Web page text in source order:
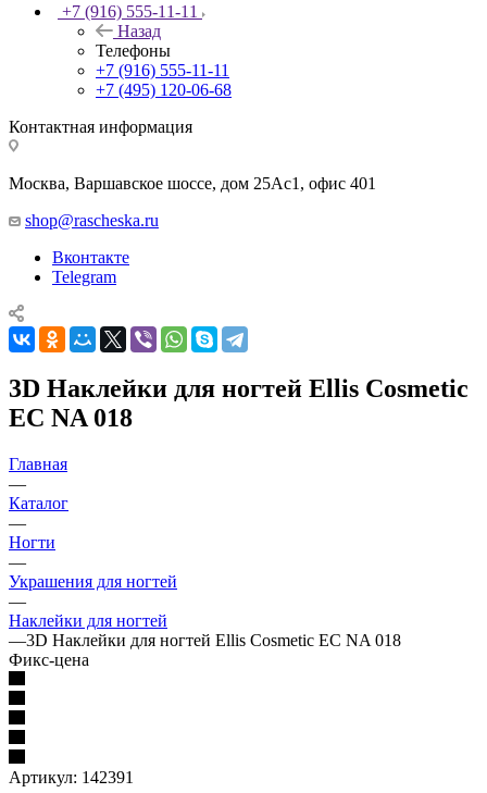
+7 (916) 555-11-11
Назад
Телефоны
+7 (916) 555-11-11
+7 (495) 120-06-68
Контактная информация
Москва, Варшавское шоссе, дом 25Аc1, офис 401
shop@rascheska.ru
Вконтакте
Telegram
3D Наклейки для ногтей Ellis Cosmetic
EC NA 018
Главная
—
Каталог
—
Ногти
—
Украшения для ногтей
—
Наклейки для ногтей
—3D Наклейки для ногтей Ellis Cosmetic EC NA 018
Фикс-цена
Артикул: 142391